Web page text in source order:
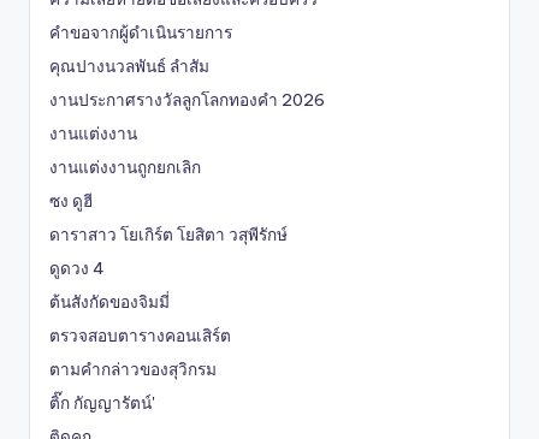
คำขอจากผู้ดำเนินรายการ
คุณปางนวลพันธ์ ลำสัม
งานประกาศรางวัลลูกโลกทองคำ 2026
งานแต่งงาน
งานแต่งงานถูกยกเลิก
ซง ดูฮี
ดาราสาว โยเกิร์ต โยสิตา วสุพีรักษ์
ดูดวง 4
ต้นสังกัดของจิมมี่
ตรวจสอบตารางคอนเสิร์ต
ตามคำกล่าวของสุวิกรม
ติ๊ก กัญญารัตน์'